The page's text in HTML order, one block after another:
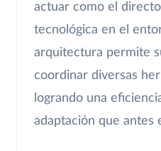
actuar como el
tecnológica en el
arquitectura permite
coordinar diversas
logrando una
adaptación que antes